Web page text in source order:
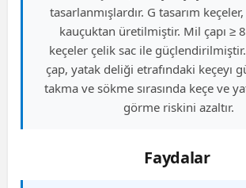
tasarlanmışlardır. G tasarım
kauçuktan üretilmiştir. Mil çapı ≥
keçeler çelik sac ile güçlendirilmiştir.
çap, yatak deliği etrafındaki keçeyı
takma ve sökme sırasında keçe ve
görme riskini azaltır.
Faydalar